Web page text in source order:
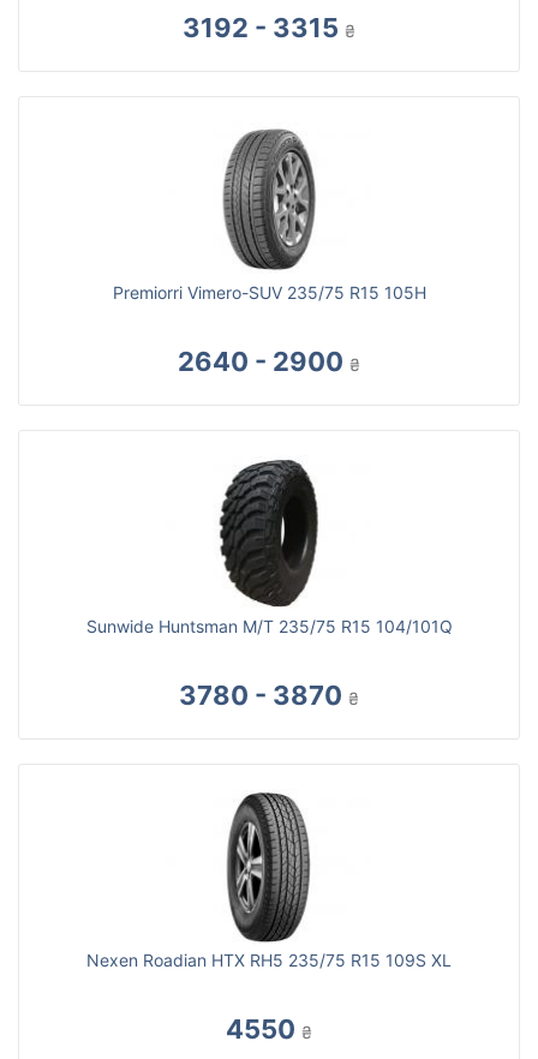
3192 - 3315 ₴
Premiorri Vimero-SUV 235/75 R15 105H
2640 - 2900 ₴
Sunwide Huntsman M/T 235/75 R15 104/101Q
3780 - 3870 ₴
Nexen Roadian HTX RH5 235/75 R15 109S XL
4550 ₴